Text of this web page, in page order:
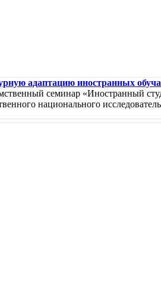
адаптацию иностранных
семинар «Иностранный
национального